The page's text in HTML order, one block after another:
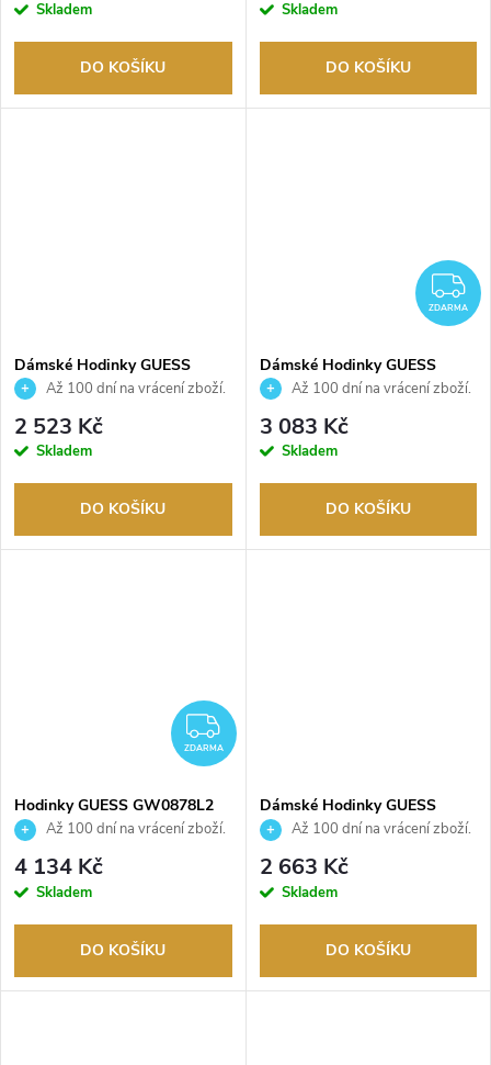
Skladem
DO KOŠÍKU
Skladem
DO KOŠÍKU
Dámské Hodinky GUESS
GW0835L1
Až 100 dní na vrácení zboží.
Autorizovaný prodejce.
2 523 Kč
Skladem
DO KOŠÍKU
ZDARMA
Dámské Hodinky GUESS
GW0914L2
Až 100 dní na vrácení zboží.
Autorizovaný prodejce.
3 083 Kč
Skladem
DO KOŠÍKU
ZDARMA
ZDARMA
Hodinky GUESS GW0878L2
Až 100 dní na vrácení zboží.
Autorizovaný prodejce.
4 134 Kč
Skladem
DO KOŠÍKU
Dámské Hodinky GUESS
GW0839L4
Až 100 dní na vrácení zboží.
Autorizovaný prodejce.
2 663 Kč
Skladem
DO KOŠÍKU